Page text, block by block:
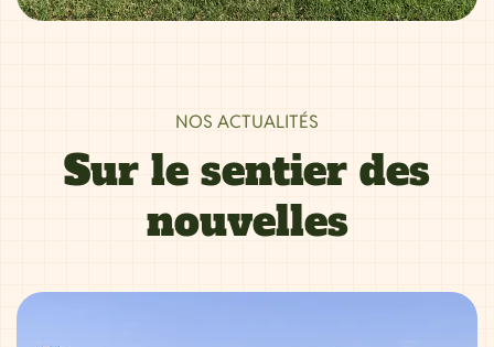
NOS ACTUALITÉS
Sur le sentier des
nouvelles